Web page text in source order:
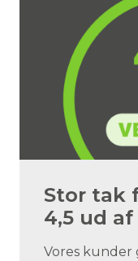
Stor tak
4,5 ud af
Vores kunder